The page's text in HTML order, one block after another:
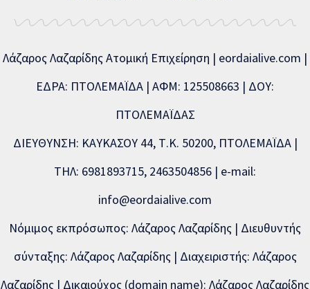
Λάζαρος Λαζαρίδης Ατομική Επιχείρηση | eordaialive.com |
ΕΔΡΑ: ΠΤΟΛΕΜΑΪΔΑ | ΑΦΜ: 125508663 | ΔΟΥ:
ΠΤΟΛΕΜΑΪΔΑΣ
ΔΙΕΥΘΥΝΣΗ: ΚΑΥΚΑΣΟΥ 44, Τ.Κ. 50200, ΠΤΟΛΕΜΑΪΔΑ |
ΤΗΛ: 6981893715, 2463504856 | e-mail:
info@eordaialive.com
Νόμιμος εκπρόσωπος: Λάζαρος Λαζαρίδης | Διευθυντής
σύνταξης: Λάζαρος Λαζαρίδης | Διαχειριστής: Λάζαρος
Λαζαρίδης | Δικαιούχος (domain name): Λάζαρος Λαζαρίδης